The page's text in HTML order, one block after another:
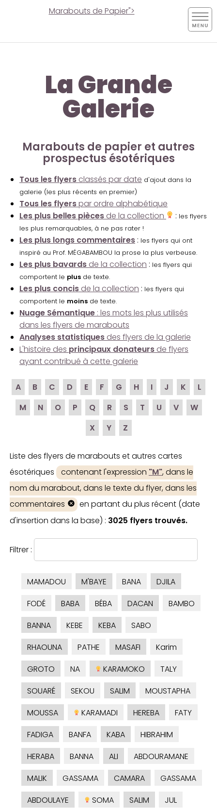
Marabouts de Papier">
La Grande
Galerie
Marabouts de papier et autres
prospectus ésotériques
Tous les flyers classés par date d'ajout dans la
galerie (les plus récents en premier)
Tous les flyerspar ordre alphabétique
Les plus belles pièces de la collection : les flyers
les plus remarquables, à ne pas rater !
Les plus longs commentaires : les flyers qui ont
inspiré au Prof. MÉGABAMBOU la prose la plus verbeuse.
Les plus bavards de la collection : les flyers qui
comportent le plus de texte.
Les plus concis de la collection : les flyers qui
comportent le moins de texte.
Nuage Sémantique : les mots les plus utilisés
dans les flyers de marabouts
Analyses statistiques des flyers de la galerie
L'histoire des principaux donateurs de flyers
ayant contribué à cette galerie
A B C D E F G H I J K
L
M
N O P Q R S T U V
W
X
Y Z
Liste des flyers de marabouts et autres cartes
ésotériques
contenant l'expression "M", dans le
nom du marabout, dans le texte du flyer, dans les
commentaires
en partant du plus récent (date
d'insertion dans la base) : 3025 flyers trouvés.
Filtrer :
MAMADOU M'BAYE BANA
DJILA
FODÉ
BABA BÉBA DACAN
BAMBO
BANNA
KEBE KEBA
SABO
RHAOUNA
PATHE MASAFI
Karim
GROTO
NA KARAMOKO
TALY
SOUARÉ
SEKOU SALIM
MOUSTAPHA
MOUSSA
KARAMADI HEREBA
FATY
FADIGA
BANFA KABA
HIBRAHIM
HERABA
BANNA ALI
ABDOURAMANE
MALIK
GASSAMA CAMARA
GASSAMA
ABDOULAYE
SOMA SALIM
JUL